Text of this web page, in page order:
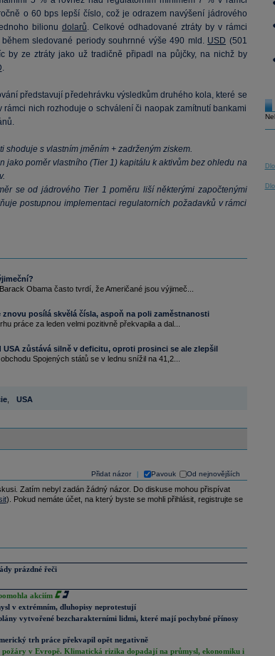
o 60 bps lepší číslo, což je odrazem navýšení jádrového
bilionu dolarů. Celkové odhadované ztráty by v rámci
sledované periody souhrnné výše 490 mld. USD (501
by ze ztráty jako už tradičně připadl na půjčky, na nichž by
.
představují předehrávku výsledkům druhého kola, které se
rámci nich rozhoduje o schválení či naopak zamítnutí bankami
shoduje s vlastním jměním + zadrženým ziskem.
jako poměr vlastního (Tier 1) kapitálu k aktivům bez ohledu na
se od jádrového Tier 1 poměru liší některými započtenými
postupnou implementaci regulatorních požadavků v rámci
Obama často tvrdí, že Američané jsou výjimeč...
znovu posílá skvělá čísla, aspoň na poli zaměstnanosti
práce za leden velmi pozitivně překvapila a dal...
USA zůstává silně v deficitu, oproti prosinci se ale zlepšil
Spojených států se v lednu snížil na 41,2...
, USA
Přidat názor Pavouk Od nejnovějších
Zatím nebyl zadán žádný názor. Do diskuse mohou přispívat
). Pokud nemáte účet, na který byste se mohli přihlásit, registrujte se
prázdné řeči
akciím
v extrémním, dluhopisy neprotestují
vytvořené bezcharakterními lidmi, které mají pochybné přínosy
trh práce překvapil opět negativně
v Evropě. Klimatická rizika dopadají na průmysl, ekonomiku i